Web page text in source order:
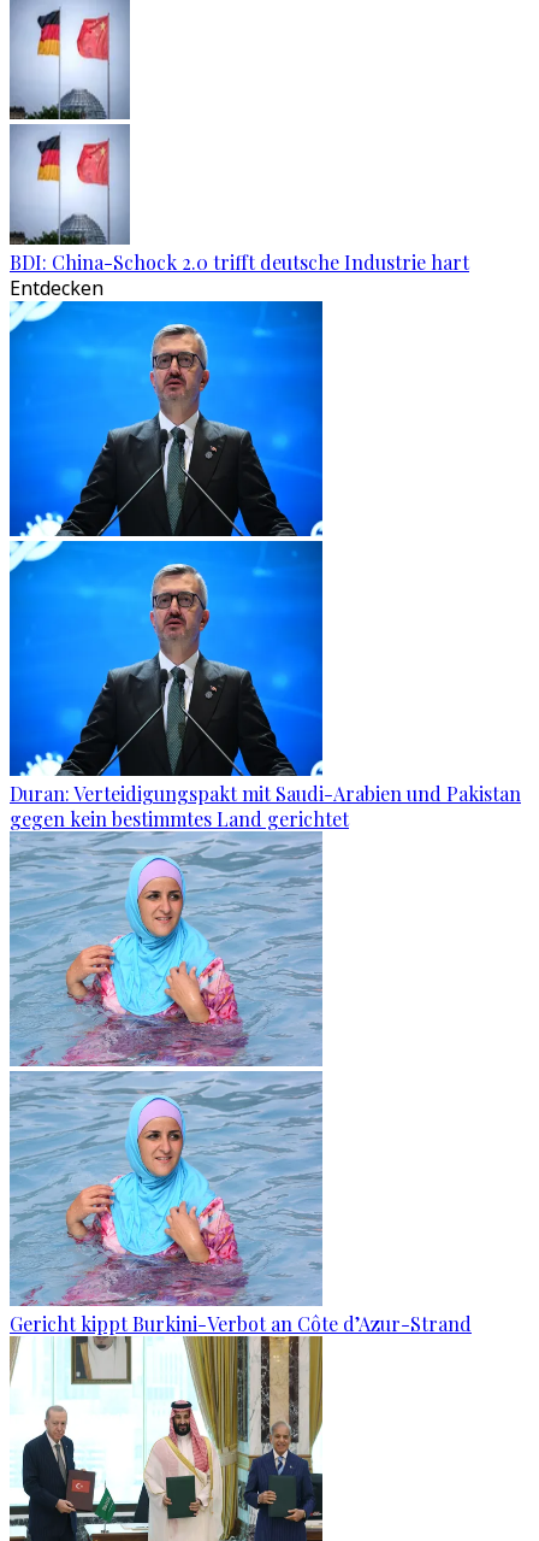
BDI: China-Schock 2.0 trifft deutsche Industrie hart
Entdecken
Duran: Verteidigungspakt mit Saudi-Arabien und Pakistan
gegen kein bestimmtes Land gerichtet
Gericht kippt Burkini-Verbot an Côte d’Azur-Strand